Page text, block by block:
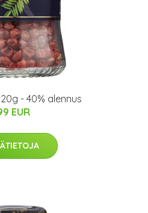
- 40% alennus
EUR